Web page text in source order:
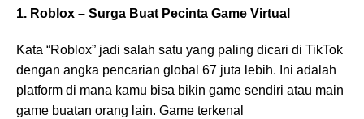
1. Roblox – Surga Buat Pecinta Game Virtual
Kata “Roblox” jadi salah satu yang paling dicari di TikTok
dengan angka pencarian global 67 juta lebih. Ini adalah
platform di mana kamu bisa bikin game sendiri atau main
game buatan orang lain. Game terkenal